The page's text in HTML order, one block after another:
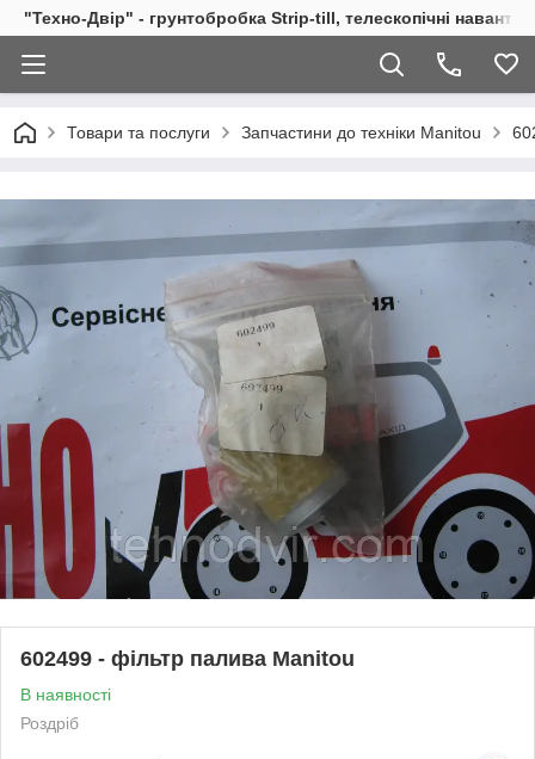
"Техно-Двір" - грунтобробка Strip-till, телескопічні
Товари та послуги Запчастини до техніки Manitou
602499 - фільтр палива Manitou
В наявності
Роздріб